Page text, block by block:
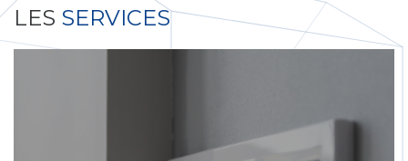
LES SERVICES